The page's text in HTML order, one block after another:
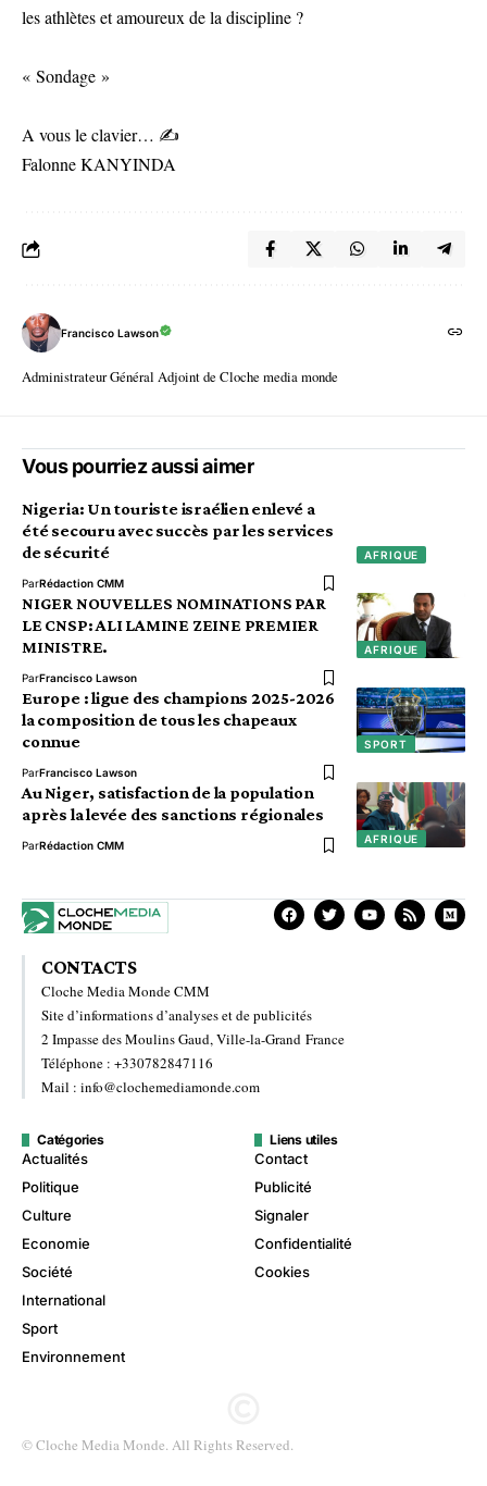
les athlètes et amoureux de la discipline ?
« Sondage »
A vous le clavier… ✍️
Falonne KANYINDA
Francisco Lawson
Administrateur Général Adjoint de Cloche media monde
Vous pourriez aussi aimer
AFRIQUE
Nigeria: Un touriste israélien enlevé a
été secouru avec succès par les services
de sécurité
ParRédaction CMM
AFRIQUE
NIGER NOUVELLES NOMINATIONS PAR
LE CNSP: ALI LAMINE ZEINE PREMIER
MINISTRE.
ParFrancisco Lawson
SPORT
Europe : ligue des champions 2025-2026
la composition de tous les chapeaux
connue
ParFrancisco Lawson
AFRIQUE
Au Niger, satisfaction de la population
après la levée des sanctions régionales
ParRédaction CMM
CONTACTS
Cloche Media Monde CMM
Site d’informations d’analyses et de publicités
2 Impasse des Moulins Gaud, Ville-la-Grand France
Téléphone : +330782847116
Mail : info@clochemediamonde.com
Catégories
Actualités
Politique
Culture
Economie
Société
International
Sport
Environnement
Liens utiles
Contact
Publicité
Signaler
Confidentialité
Cookies
© Cloche Media Monde. All Rights Reserved.